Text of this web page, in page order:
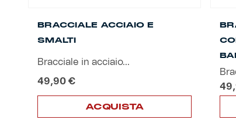
Fortissimo batte il mio cuor
BRACCIALE ACCIAIO E
SMALTI
Bracciale in acciaio...
49,90 €
ACQUISTA